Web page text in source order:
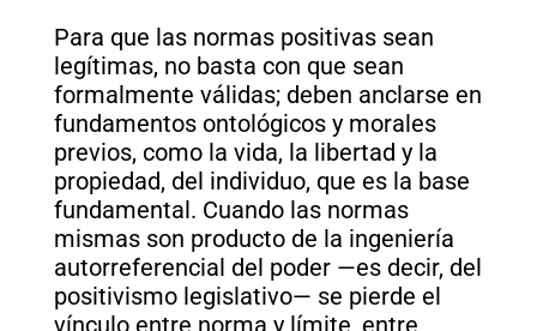
Para que las normas positivas sean
legítimas, no basta con que sean
formalmente válidas; deben anclarse en
fundamentos ontológicos y morales
previos, como la vida, la libertad y la
propiedad, del individuo, que es la base
fundamental. Cuando las normas
mismas son producto de la ingeniería
autorreferencial del poder —es decir, del
positivismo legislativo— se pierde el
vínculo entre norma y límite, entre